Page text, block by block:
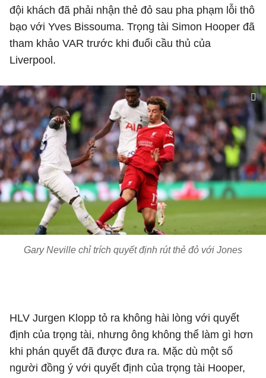
đội khách đã phải nhận thẻ đỏ sau pha phạm lỗi thô
bạo với Yves Bissouma. Trọng tài Simon Hooper đã
tham khảo VAR trước khi đuổi cầu thủ của
Liverpool.
Gary Neville chỉ trích quyết định rút thẻ đỏ với Jones
HLV Jurgen Klopp tỏ ra không hài lòng với quyết
định của trọng tài, nhưng ông không thể làm gì hơn
khi phán quyết đã được đưa ra. Mặc dù một số
người đồng ý với quyết định của trọng tài Hooper,